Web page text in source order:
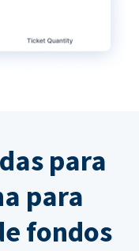
para
para
fondos